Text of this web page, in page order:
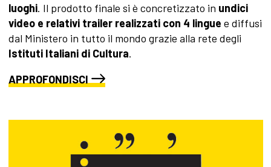
luoghi. Il prodotto finale si è concretizzato in undici
video e relativi trailer realizzati con 4 lingue e diffusi
dal Ministero in tutto il mondo grazie alla rete degli
Istituti Italiani di Cultura.
APPROFONDISCI